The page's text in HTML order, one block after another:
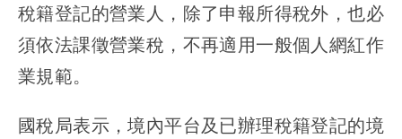
稅籍登記的營業人，除了申報所得稅外，也必
須依法課徵營業稅，不再適用一般個人網紅作
業規範。
國稅局表示，境內平台及已辦理稅籍登記的境